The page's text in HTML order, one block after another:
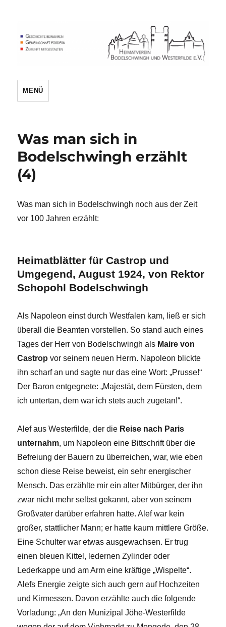
MENÜ
Was man sich in
Bodelschwingh erzählt
(4)
Was man sich in Bodelschwingh noch aus der Zeit
vor 100 Jahren erzählt:
Heimatblätter für Castrop und
Umgegend, August 1924, von Rektor
Schopohl Bodelschwingh
Als Napoleon einst durch Westfalen kam, ließ er sich
überall die Beamten vorstellen. So stand auch eines
Tages der Herr von Bodelschwingh als Maire von
Castrop vor seinem neuen Herrn. Napoleon blickte
ihn scharf an und sagte nur das eine Wort: „Prusse!“
Der Baron entgegnete: „Majestät, dem Fürsten, dem
ich untertan, dem war ich stets auch zugetan!“.
Alef aus Westerfilde, der die Reise nach Paris
unternahm, um Napoleon eine Bittschrift über die
Befreiung der Bauern zu überreichen, war, wie eben
schon diese Reise beweist, ein sehr energischer
Mensch. Das erzählte mir ein alter Mitbürger, der ihn
zwar nicht mehr selbst gekannt, aber von seinem
Großvater darüber erfahren hatte. Alef war kein
großer, stattlicher Mann; er hatte kaum mittlere Größe.
Eine Schulter war etwas ausgewachsen. Er trug
einen bleuen Kittel, ledernen Zylinder oder
Lederkappe und am Arm eine kräftige „Wispelte“.
Alefs Energie zeigte sich auch gern auf Hochzeiten
und Kirmessen. Davon erzählte auch die folgende
Vorladung: „An den Munizipal Jöhe-Westerfilde